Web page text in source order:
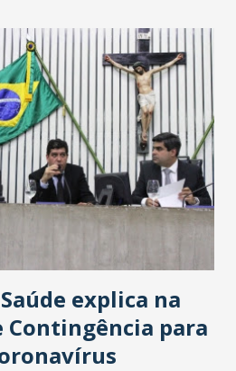
explica na
Contingência para